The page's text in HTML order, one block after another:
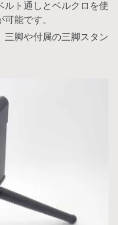
ルト通しとベルクロを使
能です。
三脚や付属の三脚スタン